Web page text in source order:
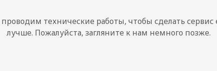
технические работы, чтобы сделать сервис
лучше. Пожалуйста, загляните к нам немного позже.